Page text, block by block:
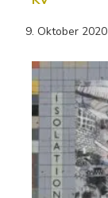
9. Oktober 2020